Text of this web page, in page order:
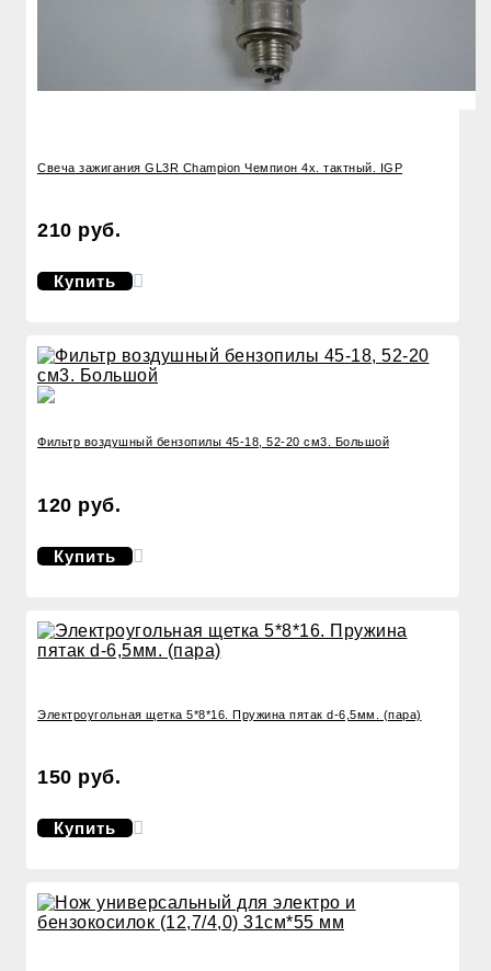
Свеча зажигания GL3R Champion Чемпион 4х. тактный. IGP
210 руб.
Купить
Фильтр воздушный бензопилы 45-18, 52-20 см3. Большой
120 руб.
Купить
Электроугольная щетка 5*8*16. Пружина пятак d-6,5мм. (пара)
150 руб.
Купить